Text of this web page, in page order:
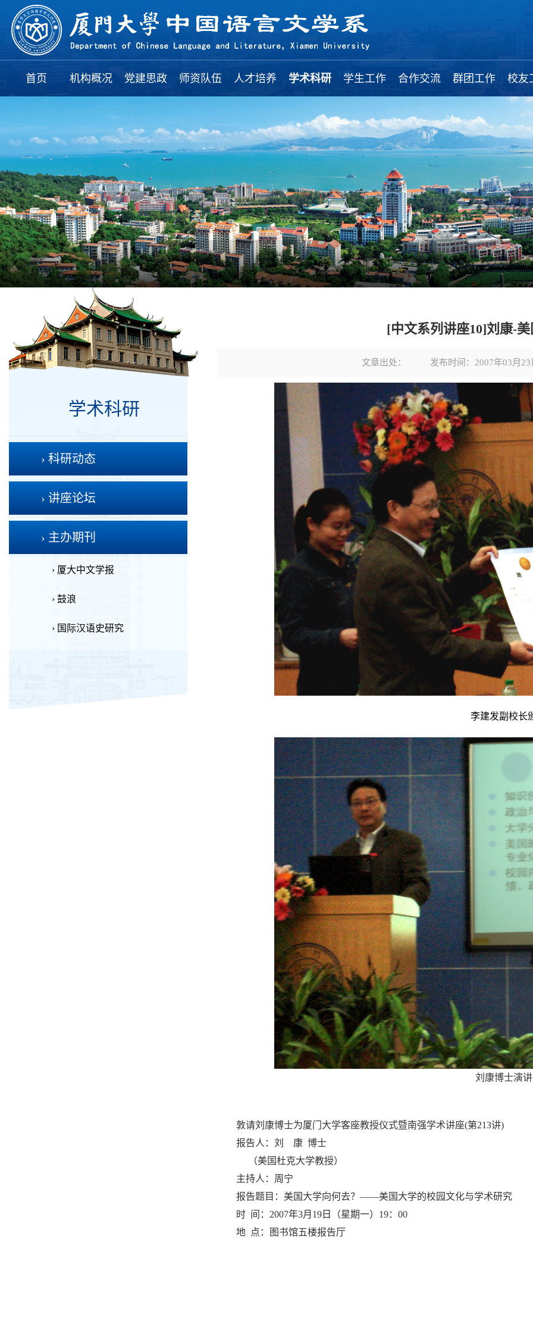
首页 机构概况 党建思政 师资队伍 人才培养 学术科研 学生工作 合作交流 群团工作 校友
学术科研
› 科研动态
› 讲座论坛
› 主办期刊
› 厦大中文学报
› 鼓浪
› 国际汉语史研究
[中文系列讲座10]刘康-
文章出处： 发布时间：2007年03月23
李建发副校长
刘康博士演讲
敦请刘康博士为厦门大学客座教授仪式暨南强学术讲座(第213讲)
报告人：刘 康 博士
（美国杜克大学教授）
主持人：周宁
报告题目：美国大学向何去？――美国大学的校园文化与学术研究
时 间： 2007年3月 19 日（星期一） 19： 00
地 点：图书馆五楼报告厅